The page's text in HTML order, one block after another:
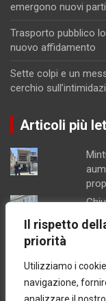
Il rispetto
priorità
Utilizziamo i
navigazione,
emergono nuovi
Trasporto pubblico
nuovo affidamento
Sette colpi e un
cerchio
Articoli più